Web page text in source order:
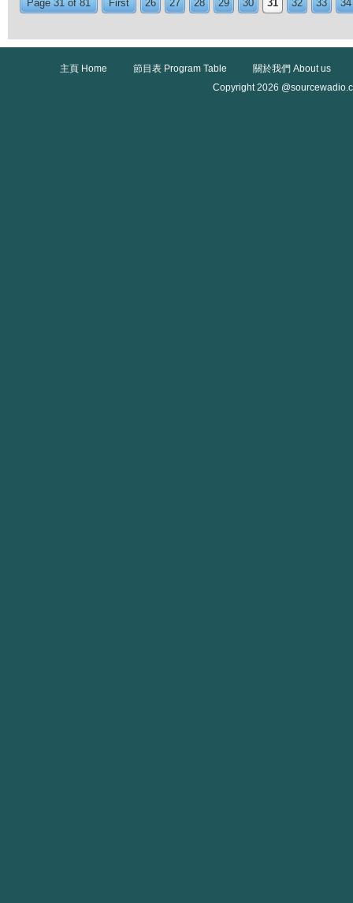
Page 31 of 81 First 26 27 28 29 30 31 32 33 34
主頁 Home 節目表 Program Table
關於我們 About us
Copyright 2026